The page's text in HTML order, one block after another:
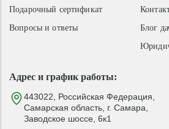
Адрес и график работы:
443022, Российская Федерация,
Самарская область, г. Самара,
Заводское шоссе, 6к1
Блог
Подарочный сертификат
Вопросы и ответы